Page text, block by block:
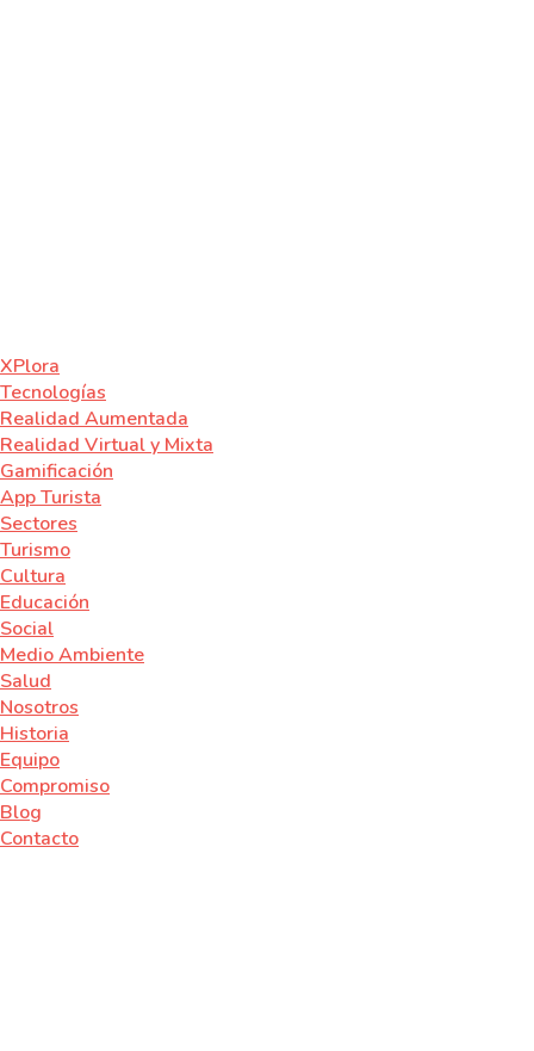
XPlora
Tecnologías
Realidad Aumentada
Realidad Virtual y Mixta
Gamificación
App Turista
Sectores
Turismo
Cultura
Educación
Social
Medio Ambiente
Salud
Nosotros
Historia
Equipo
Compromiso
Blog
Contacto